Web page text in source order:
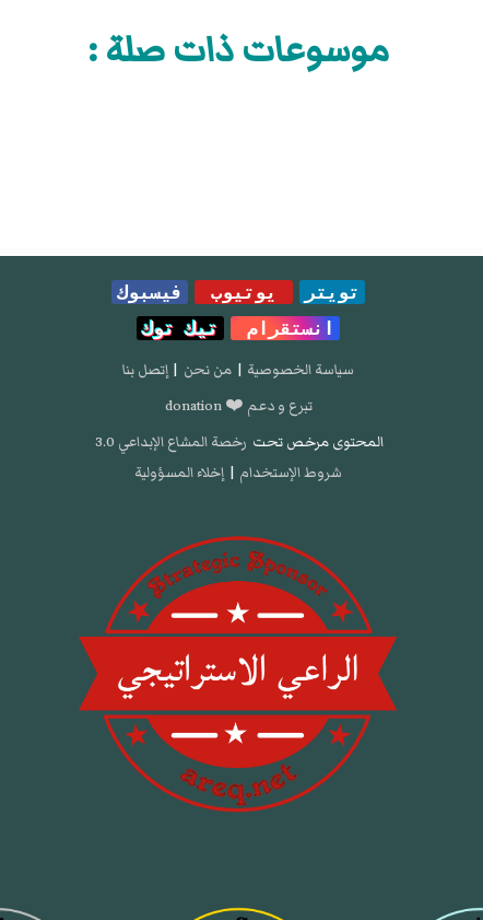
موسوعات ذات صلة :
تويتر يوتيوب
فيسبوك
انستقرام
تيك توك
سياسة الخصوصية | من نحن | إتصل بنا
تبرع و دعم ❤️ donation
المحتوى مرخص تحت رخصة المشاع الإبداعي 3.0
شروط الإستخدام | إخلاء المسؤولية